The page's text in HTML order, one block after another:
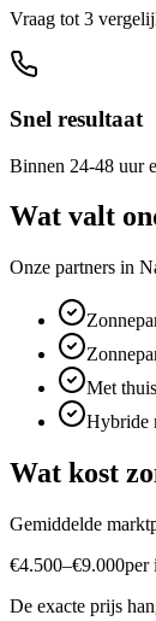
Vraag tot 3
Snel resultaat
Binnen 24-48 uur
Wat valt
Onze partners in
Met
Hybride
Wat kost
Gemiddelde
€4.500–€9.000per
De exacte prijs